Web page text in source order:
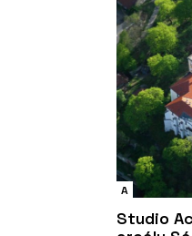
A
Studio